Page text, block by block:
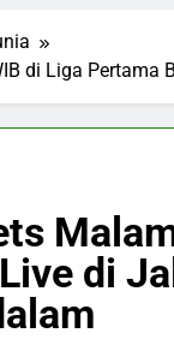
di Liga
di